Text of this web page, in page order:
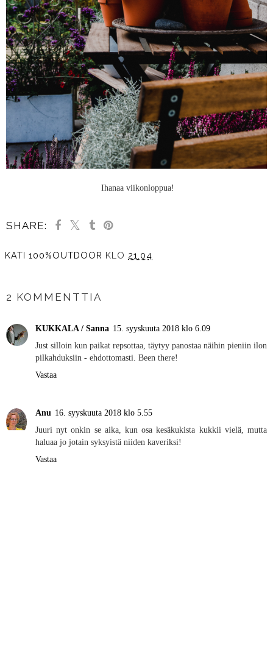
Ihanaa viikonloppua!
SHARE:
KATI 100%OUTDOOR KLO 21.04
2 KOMMENTTIA
KUKKALA / Sanna 15. syyskuuta 2018 klo 6.09
Just silloin kun paikat repsottaa, täytyy panostaa näihin pieniin ilon
pilkahduksiin - ehdottomasti. Been there!
Vastaa
Anu 16. syyskuuta 2018 klo 5.55
Juuri nyt onkin se aika, kun osa kesäkukista kukkii vielä, mutta
haluaa jo jotain syksyistä niiden kaveriksi!
Vastaa